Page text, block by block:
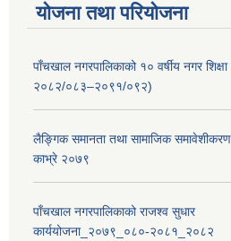
योजना तथा परियोजना
पाँचखाल नगरपालिकाको १० वर्षीय नगर
२०८२/०८३–२०९१/०९२)
लैङ्गिक समानता तथा सामाजिक
काभ्रे २०७९
पाँचखाल नगरपालिकाको राजश्व सुधार
कार्ययोजना_२०७९_०८०-२०८१_२०८२